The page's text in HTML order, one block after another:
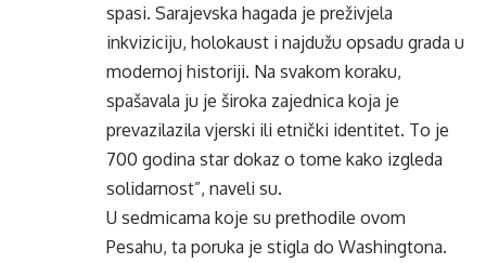
spasi. Sarajevska hagada je preživjela
inkviziciju, holokaust i najdužu opsadu grada u
modernoj historiji. Na svakom koraku,
spašavala ju je široka zajednica koja je
prevazilazila vjerski ili etnički identitet. To je
700 godina star dokaz o tome kako izgleda
solidarnost”, naveli su.
U sedmicama koje su prethodile ovom
Pesahu, ta poruka je stigla do Washingtona.